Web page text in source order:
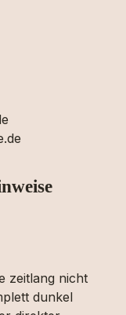
zeitlang nicht
dunkel